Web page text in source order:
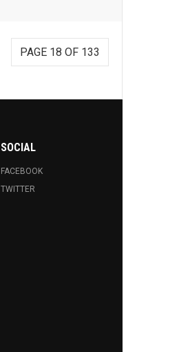
PAGE 18 OF 133
SOCIAL
FACEBOOK
TWITTER